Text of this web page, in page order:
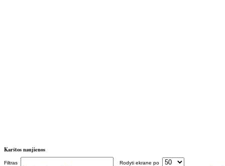
Karštos naujienos
Filtras
Rodyti ekrane po